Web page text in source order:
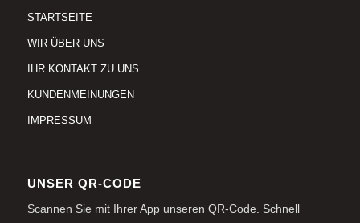
STARTSEITE
WIR ÜBER UNS
IHR KONTAKT ZU UNS
KUNDENMEINUNGEN
IMPRESSUM
UNSER QR-CODE
Scannen Sie mit Ihrer App unseren QR-Code. Schnell